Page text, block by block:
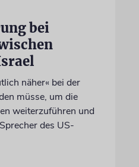
bei
näher« bei der
müsse, um die
weiterzuführen und
des US-